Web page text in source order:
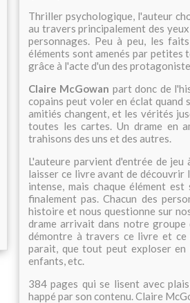
Thriller psychologique, l'auteur
au travers principalement des
personnages. Peu à peu, les
éléments sont amenés par petites
grâce à l'acte d'un des
Claire McGowan part donc de
copains peut voler en éclat quand
amitiés changent, et les vérités
toutes les cartes. Un drame en
trahisons des uns et des autres.
L'auteure parvient d'entrée de jeu
laisser ce livre avant de
intense, mais chaque élément
finalement pas. Chacun des
histoire et nous questionne sur
drame arrivait dans notre groupe
démontre à travers ce livre et ce
parait, que tout peut exploser en
enfants, etc.
384 pages qui se lisent avec
happé par son contenu. Claire